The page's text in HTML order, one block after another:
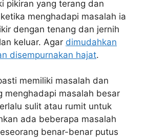
pikiran yang terang dan
menghadapi masalah ia
dengan tenang dan jernih
keluar. Agar dimudahkan
disempurnakan hajat.
memiliki masalah dan
menghadapi masalah besar
sulit atau rumit untuk
ada beberapa masalah
benar-benar putus